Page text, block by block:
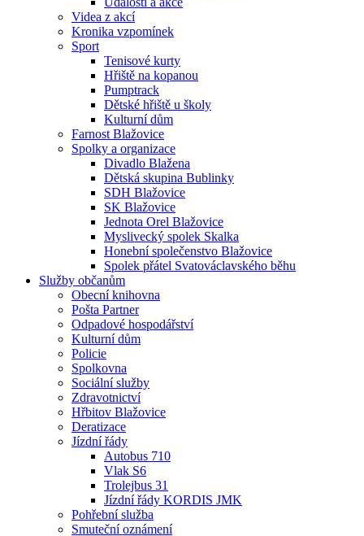
Videa z akcí
Kronika vzpomínek
Sport
Tenisové kurty
Hřiště na kopanou
Pumptrack
Dětské hřiště u školy
Kulturní dům
Farnost Blažovice
Spolky a organizace
Divadlo Blažena
Dětská skupina Bublinky
SDH Blažovice
SK Blažovice
Jednota Orel Blažovice
Myslivecký spolek Skalka
Honební společenstvo Blažovice
Spolek přátel Svatováclavského běhu
Služby občanům
Obecní knihovna
Pošta Partner
Odpadové hospodářství
Kulturní dům
Policie
Spolkovna
Sociální služby
Zdravotnictví
Hřbitov Blažovice
Deratizace
Jízdní řády
Autobus 710
Vlak S6
Trolejbus 31
Jízdní řády KORDIS JMK
Pohřební služba
Smuteční oznámení